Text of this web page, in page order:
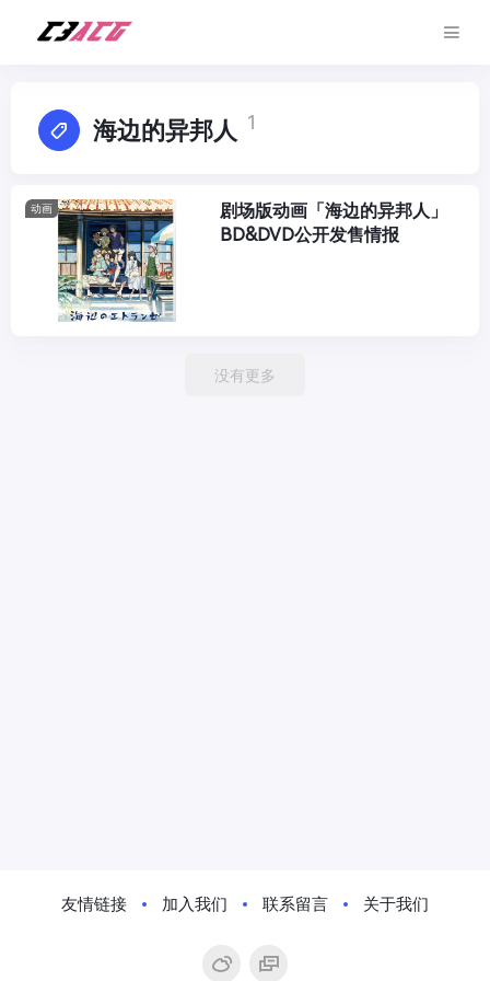
海边的异邦人 1
动画
剧场版动画「海边的异邦人」
BD&DVD公开发售情报
没有更多
友情链接 加入我们 联系留言 关于我们